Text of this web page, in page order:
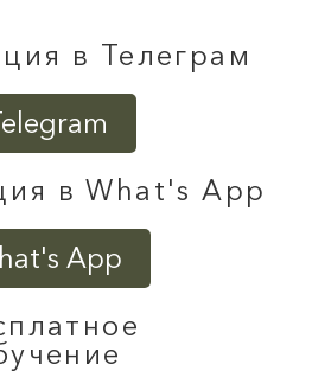
в Телеграм
в What's App
App